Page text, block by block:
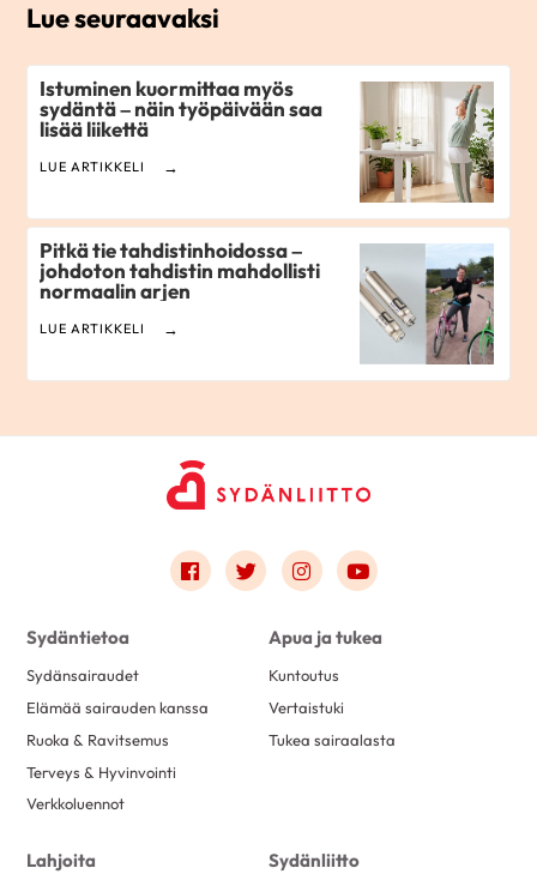
Lue seuraavaksi
Istuminen kuormittaa myös
sydäntä – näin työpäivään saa
lisää liikettä
LUE ARTIKKELI
Pitkä tie tahdistinhoidossa –
johdoton tahdistin mahdollisti
normaalin arjen
LUE ARTIKKELI
Link to facebook
Link to twitter
Link to instagram
Link to youtube
Sydäntietoa
Sydänsairaudet
Elämää sairauden kanssa
Ruoka & Ravitsemus
Terveys & Hyvinvointi
Verkkoluennot
Apua ja tukea
Kuntoutus
Vertaistuki
Tukea sairaalasta
Lahjoita Sydänliitto